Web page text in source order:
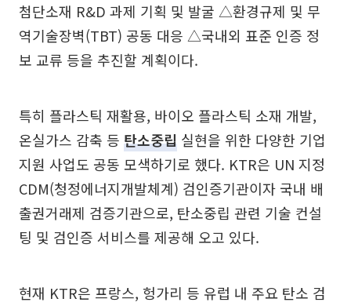
첨단소재 R&D 과제 기획 및 발굴 △환경규제 및 무
역기술장벽(TBT) 공동 대응 △국내외 표준 인증 정
보 교류 등을 추진할 계획이다.
특히 플라스틱 재활용, 바이오 플라스틱 소재 개발,
온실가스 감축 등 탄소중립 실현을 위한 다양한 기업
지원 사업도 공동 모색하기로 했다. KTR은 UN 지정
CDM(청정에너지개발체계) 검인증기관이자 국내 배
출권거래제 검증기관으로, 탄소중립 관련 기술 컨설
팅 및 검인증 서비스를 제공해 오고 있다.
현재 KTR은 프랑스, 헝가리 등 유럽 내 주요 탄소 검